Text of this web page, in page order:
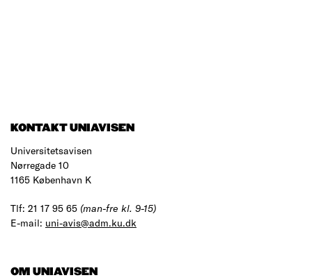
KONTAKT UNIAVISEN
Universitetsavisen
Nørregade 10
1165 København K
Tlf: 21 17 95 65 (man-fre kl. 9-15)
E-mail: uni-avis@adm.ku.dk
OM UNIAVISEN